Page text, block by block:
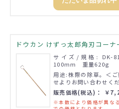
ドウカン けずっ太郎角刃コー
サイズ/規格: DK-
100mm 重量620g
用途:株際の除草。＜
せよりお問い合わせく
販売価格(税込)： ￥
※本数により価格が異な